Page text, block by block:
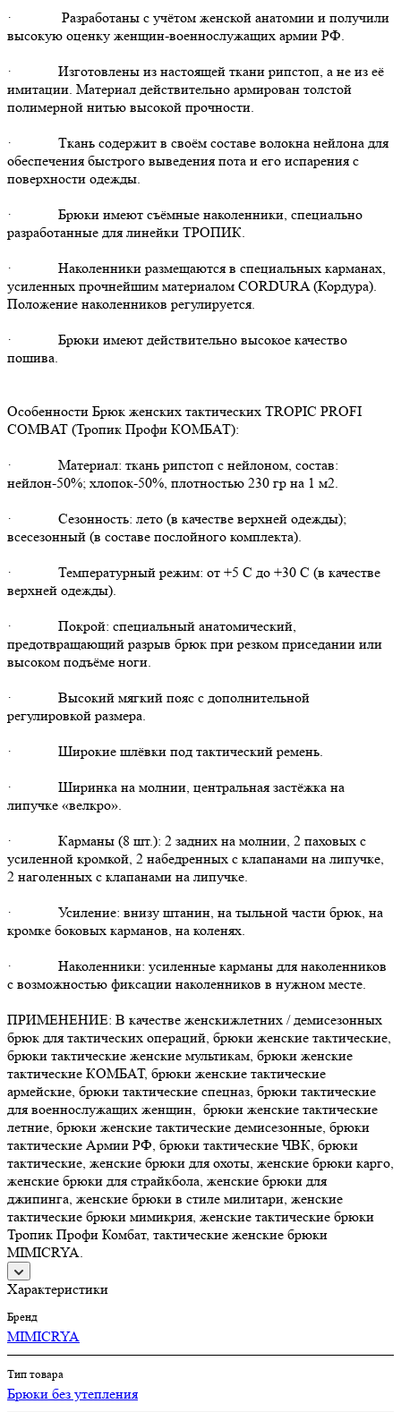
· Разработаны с учётом женской анатомии и получили
высокую оценку женщин-военнослужащих армии РФ.
· Изготовлены из настоящей ткани рипстоп, а не из её
имитации. Материал действительно армирован толстой
полимерной нитью высокой прочности.
· Ткань содержит в своём составе волокна нейлона для
обеспечения быстрого выведения пота и его испарения с
поверхности одежды.
· Брюки имеют съёмные наколенники, специально
разработанные для линейки ТРОПИК.
· Наколенники размещаются в специальных карманах,
усиленных прочнейшим материалом CORDURA (Кордура).
Положение наколенников регулируется.
· Брюки имеют действительно высокое качество
пошива.
Особенности Брюк женских тактических TROPIC PROFI
COMBAT (Тропик Профи КОМБАТ):
· Материал: ткань рипстоп с нейлоном, состав:
нейлон-50%; хлопок-50%, плотностью 230 гр на 1 м2.
· Сезонность: лето (в качестве верхней одежды);
всесезонный (в составе послойного комплекта).
· Температурный режим: от +5 С до +30 С (в качестве
верхней одежды).
· Покрой: специальный анатомический,
предотвращающий разрыв брюк при резком приседании или
высоком подъёме ноги.
· Высокий мягкий пояс с дополнительной
регулировкой размера.
· Широкие шлёвки под тактический ремень.
· Ширинка на молнии, центральная застёжка на
липучке «велкро».
· Карманы (8 шт.): 2 задних на молнии, 2 паховых с
усиленной кромкой, 2 набедренных с клапанами на липучке,
2 наголенных с клапанами на липучке.
· Усиление: внизу штанин, на тыльной части брюк, на
кромке боковых карманов, на коленях.
· Наколенники: усиленные карманы для наколенников
с возможностью фиксации наколенников в нужном месте.
ПРИМЕНЕНИЕ: В качестве женскижлетних / демисезонных
брюк для тактических операций, брюки женские тактические,
брюки тактические женские мультикам, брюки женские
тактические КОМБАТ, брюки женские тактические
армейские, брюки тактические спецназ, брюки тактические
для военнослужащих женщин, брюки женские тактические
летние, брюки женские тактические демисезонные, брюки
тактические Армии РФ, брюки тактические ЧВК, брюки
тактические, женские брюки для охоты, женские брюки карго,
женские брюки для страйкбола, женские брюки для
джипинга, женские брюки в стиле милитари, женские
тактические брюки мимикрия, женские тактические брюки
Тропик Профи Комбат, тактические женские брюки
MIMICRYA.
Характеристики
Бренд
MIMICRYA
Тип товара
Брюки без утепления